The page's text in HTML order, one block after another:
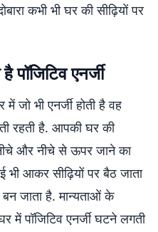
कभी भी घर की सीढ़ियों पर
पॉजिटिव एनर्जी
भी एनर्जी होती है वह
रहती है. आपकी घर की
और नीचे से ऊपर जाने का
भी आकर सीढ़ियों पर बैठ जाता
जाता है. मान्यताओं के
पॉजिटिव एनर्जी घटने लगती